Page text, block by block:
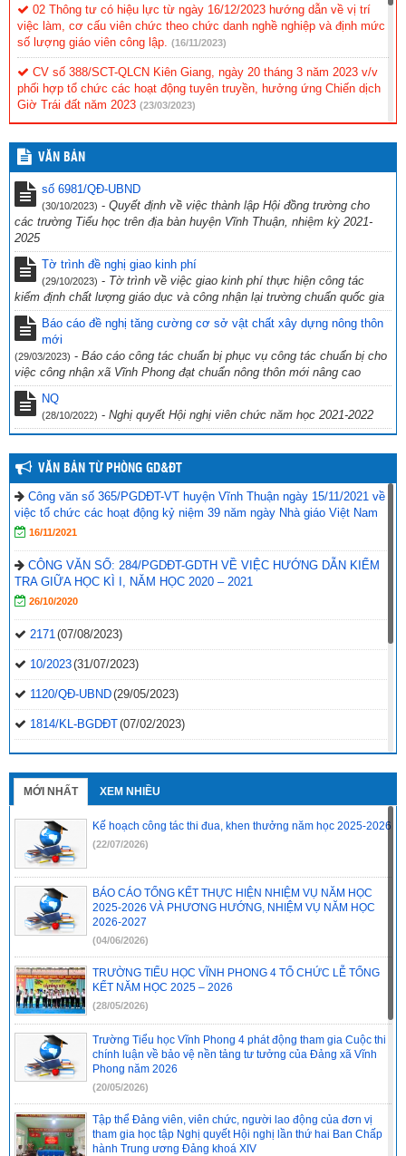
02 Thông tư có hiệu lực từ ngày 16/12/2023 hướng dẫn về vị trí
việc làm, cơ cấu viên chức theo chức danh nghề nghiệp và định mức
số lượng giáo viên công lập. (16/11/2023)
CV số 388/SCT-QLCN Kiên Giang, ngày 20 tháng 3 năm 2023 v/v
phối hợp tổ chức các hoạt động tuyên truyền, hưởng ứng Chiến dịch
Giờ Trái đất năm 2023 (23/03/2023)
Chính phủ Võ Văn Kiệt”
CV 1736/UBND-NC CỦA UBND TỈNH KIÊN GIANG NGÀY
23/9/2022 VỀ VIỆC THỰC HIỆN CÔNG TÁC PHÒNG, CHỐNG TỘI
PHẠM SỬ DỤNG CÔNG NGHỆ CAO.
(29/09/2022)
CV số 2870/SGDĐT-VP, Kiên Giang ngày 26/9/2022 của Sở Giáo
dục & Đào tạo Kiên Giang về việc chủ động ứng phó với bão số 4
năm 2022 (27/09/2022)
Công văn số 234/PGDĐT, ngày 16 tháng 9 năm 2022 của phòng
Giáo dục và Đào tạo Vĩnh Thuận về việc hưởng ứng “Ngày toàn dân
phòng cháy và chữa cháy” năm 2022.
VĂN BẢN
số 6981/QĐ-UBND
(30/10/2023) - Quyết định về việc thành lập Hội đồng trường cho
các trường Tiểu học trên địa bàn huyện Vĩnh Thuận, nhiệm kỳ 2021-
2025
Tờ trình đề nghị giao kinh phí
(29/10/2023) - Tờ trình về việc giao kinh phí thực hiện công tác
kiểm định chất lượng giáo dục và công nhận lại trường chuẩn quốc gia
Báo cáo đề nghị tăng cường cơ sở vật chất xây dựng nông thôn
mới
(29/03/2023) - Báo cáo công tác chuẩn bị phục vụ công tác chuẩn bị cho
việc công nhận xã Vĩnh Phong đạt chuẩn nông thôn mới nâng cao
NQ
(28/10/2022) - Nghị quyết Hội nghị viên chức năm học 2021-2022
VĂN BẢN TỪ PHÒNG GD&ĐT
Công văn số 365/PGDĐT-VT huyện Vĩnh Thuận ngày 15/11/2021 về
việc tổ chức các hoạt động kỷ niệm 39 năm ngày Nhà giáo Việt Nam
16/11/2021
CÔNG VĂN SỐ: 284/PGDĐT-GDTH VỀ VIỆC HƯỚNG DẪN KIỂM
TRA GIỮA HỌC KÌ I, NĂM HỌC 2020 – 2021
26/10/2020
2171(07/08/2023)
10/2023(31/07/2023)
1120/QĐ-UBND(29/05/2023)
1814/KL-BGDĐT(07/02/2023)
2496-QD-UBND(10/10/2022)
2495-QD-UBND(10/10/2022)
888/TB-UBND(31/08/2022)
2397/QĐ-UBND (26/08/2022)
31/2022/NQ-HĐND(16/08/2022)
MỚI NHẤT XEM NHIỀU
Kế hoạch công tác thi đua, khen thưởng năm học 2025-2026
(22/07/2026)
BÁO CÁO TỔNG KẾT THỰC HIỆN NHIỆM VỤ NĂM HỌC
2025-2026 VÀ PHƯƠNG HƯỚNG, NHIỆM VỤ NĂM HỌC
2026-2027
(04/06/2026)
TRƯỜNG TIỂU HỌC VĨNH PHONG 4 TỔ CHỨC LỄ TỔNG
KẾT NĂM HỌC 2025 – 2026
(28/05/2026)
Trường Tiểu học Vĩnh Phong 4 phát động tham gia Cuộc thi
chính luận về bảo vệ nền tảng tư tưởng của Đảng xã Vĩnh
Phong năm 2026
(20/05/2026)
Tập thể Đảng viên, viên chức, người lao động của đơn vị
tham gia học tập Nghị quyết Hội nghị lần thứ hai Ban Chấp
hành Trung ương Đảng khoá XIV